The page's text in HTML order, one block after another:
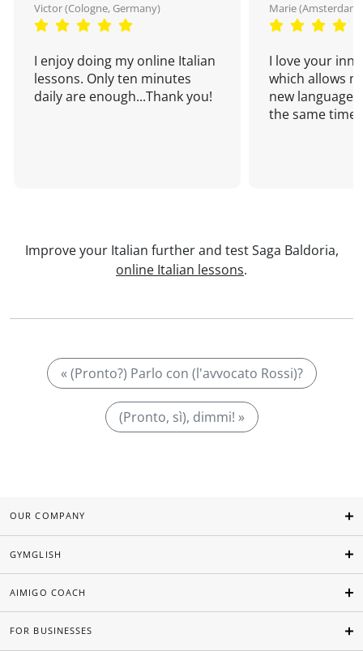
Victor (Cologne, Germany)
I enjoy doing my online Italian
lessons. Only ten minutes
daily are enough...Thank you!
Marie
I love your
which allows
new language
the same time!
Improve your Italian further and test Saga Baldoria,
online Italian lessons.
« (Pronto?) Parlo con (l'avvocato Rossi)?
(Pronto, sì), dimmi! »
OUR COMPANY
GYMGLISH
AIMIGO COACH
FOR BUSINESSES